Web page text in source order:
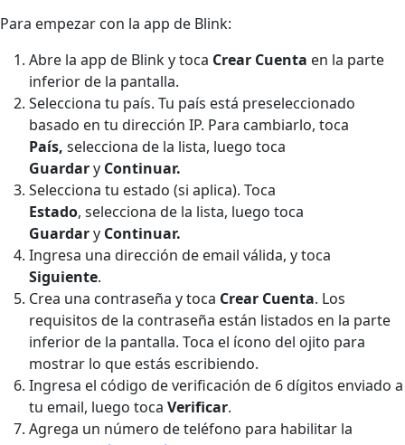
Para empezar con la app de Blink:
Abre la app de Blink y toca Crear Cuenta en la parte
inferior de la pantalla.
Selecciona tu país. Tu país está preseleccionado
basado en tu dirección IP. Para cambiarlo, toca
País, selecciona de la lista, luego toca
Guardary Continuar.
Selecciona tu estado (si aplica). Toca
Estado, selecciona de la lista, luego toca
Guardary Continuar.
Ingresa una dirección de email válida, y toca
Siguiente.
Crea una contraseña y toca Crear Cuenta. Los
requisitos de la contraseña están listados en la parte
inferior de la pantalla. Toca el ícono del ojito para
mostrar lo que estás escribiendo.
Ingresa el código de verificación de 6 dígitos enviado a
tu email, luego toca Verificar.
Agrega un número de teléfono para habilitar la